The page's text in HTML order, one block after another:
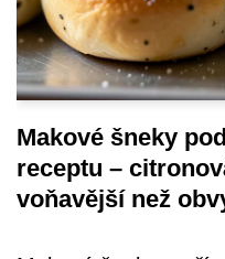
Makové šneky
receptu –
voňavější než